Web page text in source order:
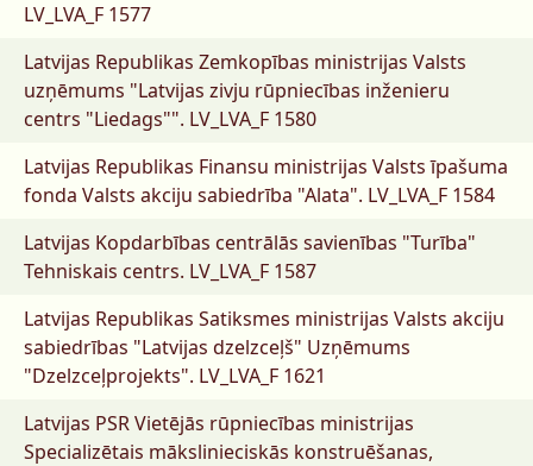
LV_LVA_F 1577
Latvijas Republikas Zemkopības ministrijas Valsts
uzņēmums "Latvijas zivju rūpniecības inženieru
centrs "Liedags"". LV_LVA_F 1580
Latvijas Republikas Finansu ministrijas Valsts īpašuma
fonda Valsts akciju sabiedrība "Alata". LV_LVA_F 1584
Latvijas Kopdarbības centrālās savienības "Turība"
Tehniskais centrs. LV_LVA_F 1587
Latvijas Republikas Satiksmes ministrijas Valsts akciju
sabiedrības "Latvijas dzelzceļš" Uzņēmums
"Dzelzceļprojekts". LV_LVA_F 1621
Latvijas PSR Vietējās rūpniecības ministrijas
Specializētais mākslinieciskās konstruēšanas,